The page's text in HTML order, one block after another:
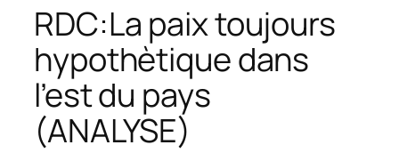
RDC:La paix toujours
hypothètique dans
l’est du pays
(ANALYSE)